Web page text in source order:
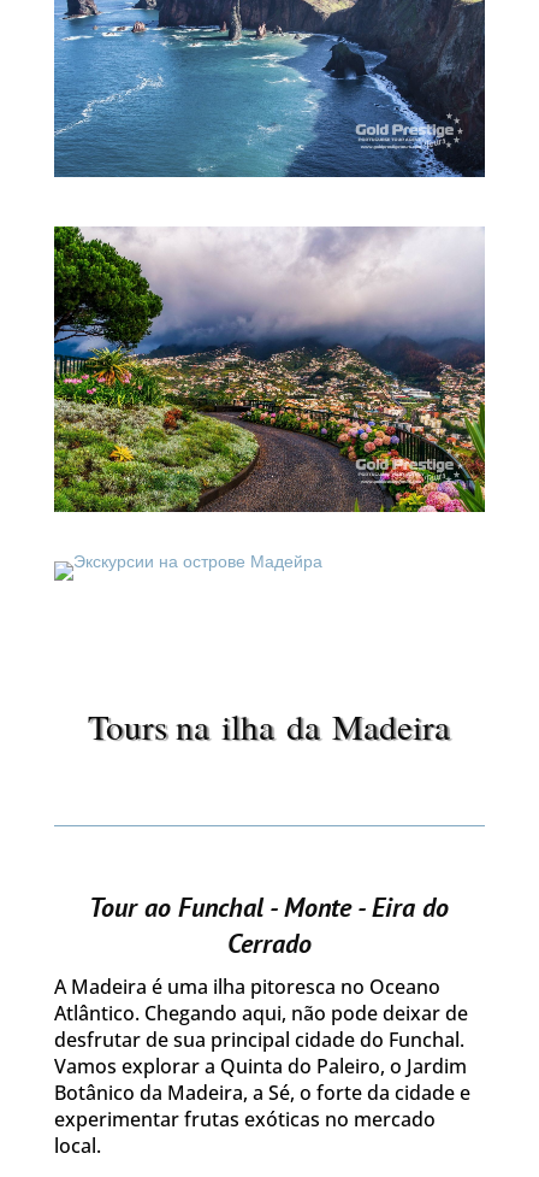
Tours na ilha da Madeira
Tour ao Funchal - Monte - Eira do
Cerrado
A Madeira é uma ilha pitoresca no Oceano
Atlântico. Chegando aqui, não pode deixar de
desfrutar de sua principal cidade do Funchal.
Vamos explorar a Quinta do Paleiro, o Jardim
Botânico da Madeira, a Sé, o forte da cidade e
experimentar frutas exóticas no mercado
local.